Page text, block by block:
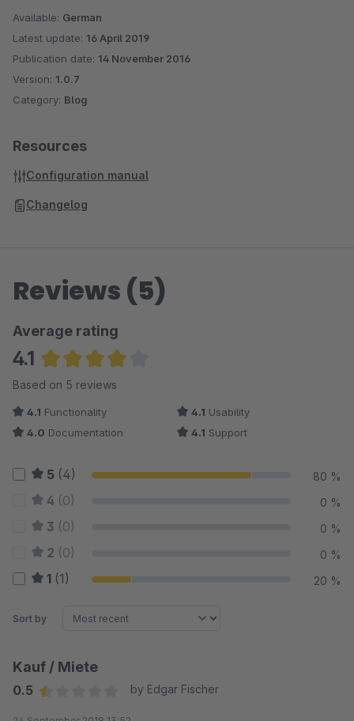
Available: German
Latest update: 16 April 2019
Publication date: 14 November 2016
Version: 1.0.7
Category: Blog
Resources
Configuration manual
Changelog
Reviews (5)
Average rating
4.1
Average rating of 4.1 out of 5 stars
Based on 5 reviews
4.1 Functionality 4.1 Usability
4.0 Documentation 4.1 Support
5 (4) 80 %
4 (0) 0 %
3 (0) 0 %
2 (0) 0 %
1 (1) 20 %
Sort by
Kauf / Miete
0.5
by Edgar Fischer